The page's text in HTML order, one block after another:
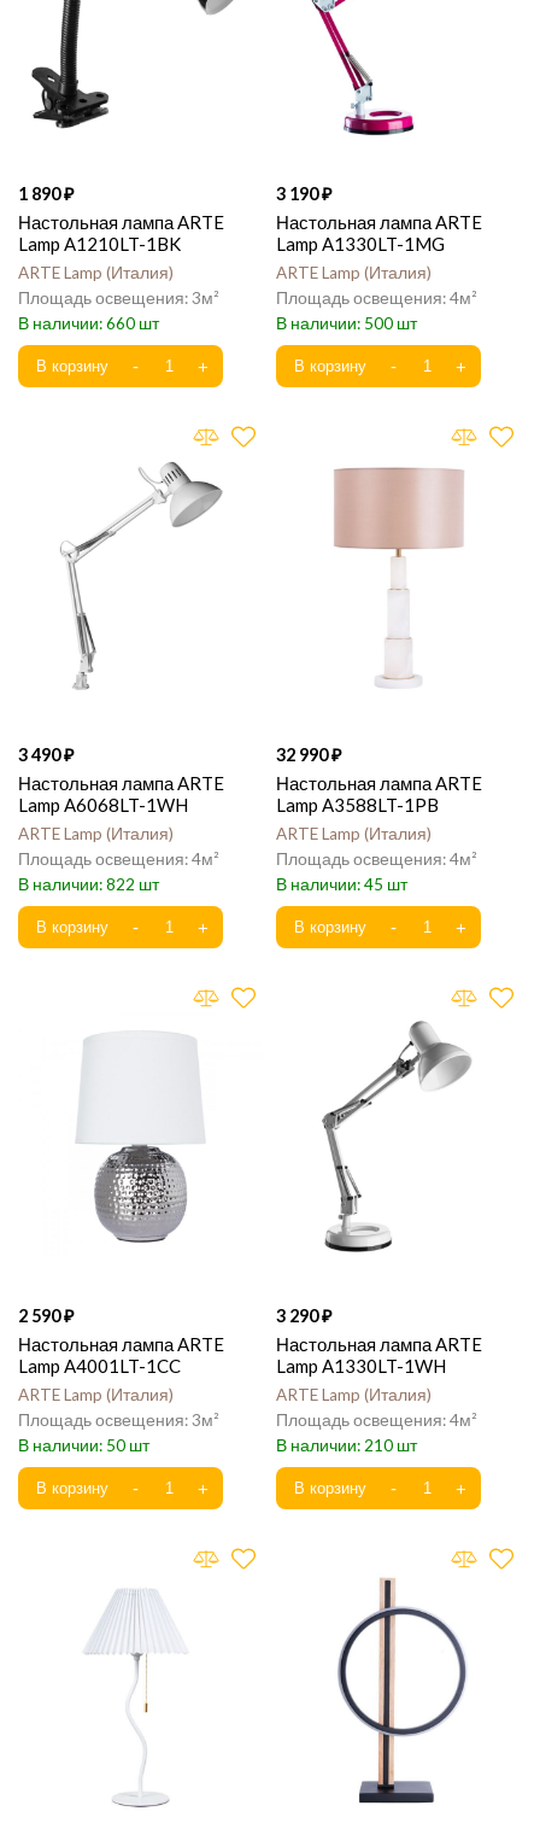
1 890
Настольная лампа ARTE
Lamp A1210LT-1BK
ARTE Lamp Италия
3
660
3 190
Настольная лампа ARTE
Lamp A1330LT-1MG
ARTE Lamp Италия
4
500
3 490
Настольная лампа ARTE
Lamp A6068LT-1WH
ARTE Lamp Италия
4
822
32 990
Настольная лампа ARTE
Lamp A3588LT-1PB
ARTE Lamp Италия
4
45
2 590
Настольная лампа ARTE
Lamp A4001LT-1CC
ARTE Lamp Италия
3
50
3 290
Настольная лампа ARTE
Lamp A1330LT-1WH
ARTE Lamp Италия
4
210